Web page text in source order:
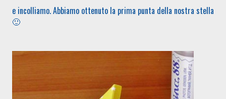
e incolliamo. Abbiamo ottenuto la prima punta della nostra stella
🙂